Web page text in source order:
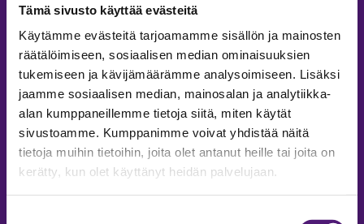
Tämä sivusto käyttää evästeitä
Käytämme evästeitä tarjoamamme sisällön ja mainosten
räätälöimiseen, sosiaalisen median ominaisuuksien
tukemiseen ja kävijämäärämme analysoimiseen. Lisäksi
jaamme sosiaalisen median, mainosalan ja analytiikka-
alan kumppaneillemme tietoja siitä, miten käytät
sivustoamme. Kumppanimme voivat yhdistää näitä
tietoja muihin tietoihin, joita olet antanut heille tai joita on
kerätty, kun olet käyttänyt heidän palvelujaan.
MAJOITUS
Tiedustelut & Varaukset